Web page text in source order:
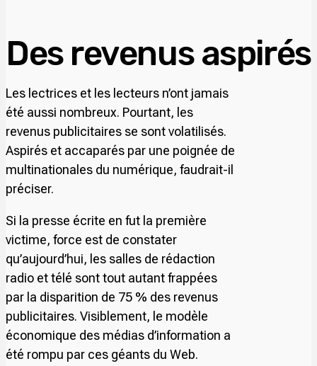
Des revenus aspirés
Les lectrices et les lecteurs n’ont jamais
été aussi nombreux. Pourtant, les
revenus publicitaires se sont volatilisés.
Aspirés et accaparés par une poignée de
multinationales du numérique, faudrait-il
préciser.
Si la presse écrite en fut la première
victime, force est de constater
qu’aujourd’hui, les salles de rédaction
radio et télé sont tout autant frappées
par la disparition de 75 % des revenus
publicitaires. Visiblement, le modèle
économique des médias d’information a
été rompu par ces géants du Web.